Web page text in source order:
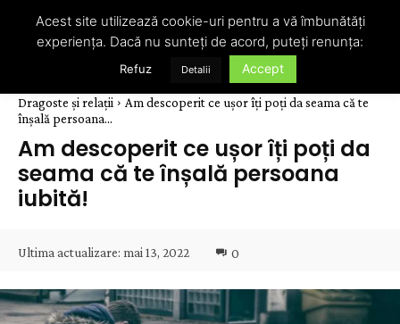
Dragoste și relații
Am descoperit ce ușor îți poți da seama că te
înșală persoana...
Am descoperit ce ușor îți poți da
seama că te înșală persoana
iubită!
Ultima actualizare: mai 13, 2022 0
Acest site utilizează cookie-uri pentru a vă îmbunătăți
experiența. Dacă nu sunteți de acord, puteți renunța:
Refuz Detalii Accept